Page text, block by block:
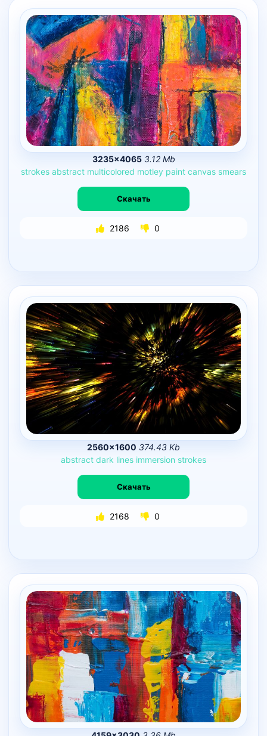
3235×4065 3.12 Mb
strokes abstract multicolored motley paint canvas smears
Скачать
2186 0
2560×1600 374.43 Kb
abstract dark lines immersion strokes
Скачать
2168 0